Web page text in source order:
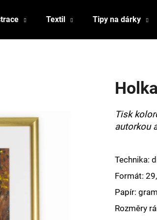
Textil Tipy na dárky
Tisk
autorkou
Technika:
Formát:
Papír:
Rozměry
HLEDAT